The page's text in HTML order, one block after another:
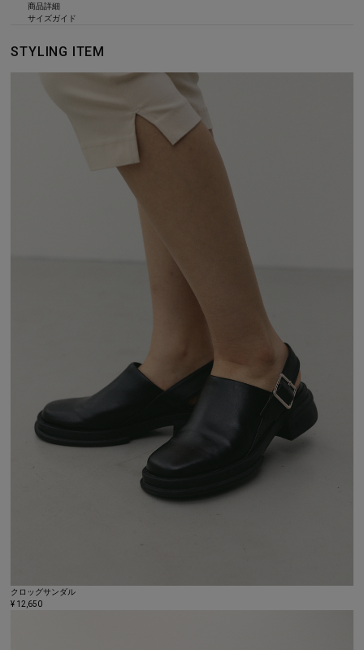
商品詳細
サイズガイド
STYLING ITEM
クロッグサンダル
¥ 12,650